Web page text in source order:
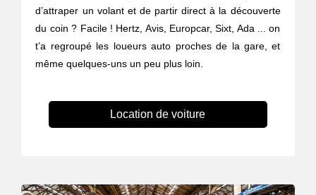
d’attraper un volant et de partir direct à la découverte
du coin ? Facile ! Hertz, Avis, Europcar, Sixt, Ada ... on
t’a regroupé les loueurs auto proches de la gare, et
même quelques-uns un peu plus loin.
Location de voiture